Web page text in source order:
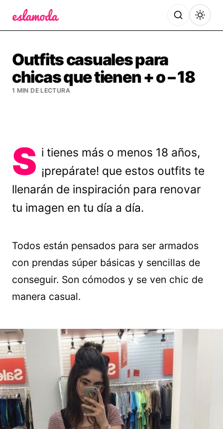
Outfits casuales para
chicas que tienen + o – 18
1 MIN DE LECTURA
S i tienes más o menos 18 años,
¡prepárate! que estos outfits te
llenarán de inspiración para renovar
tu imagen en tu día a día.
Todos están pensados para ser armados
con prendas súper básicas y sencillas de
conseguir. Son cómodos y se ven chic de
manera casual.